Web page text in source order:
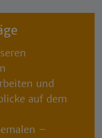
und
auf dem
–